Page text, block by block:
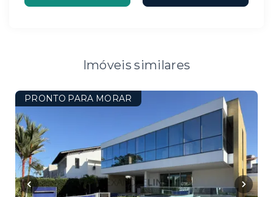
Imóveis similares
PRONTO PARA MORAR